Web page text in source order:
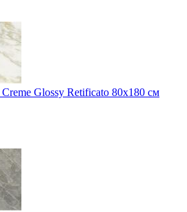
Glossy Retificato 80x180 см